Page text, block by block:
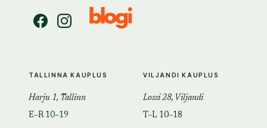
TALLINNA KAUPLUS
Harju 1, Tallinn
E–R 10–19
VILJANDI KAUPLUS
Lossi 28, Viljandi
T–L 10–18